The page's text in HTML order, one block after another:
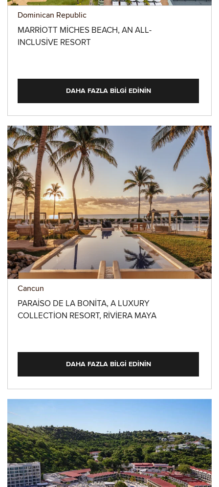
Dominican Republic
MARRIOTT MICHES BEACH, AN ALL-
INCLUSIVE RESORT
DAHA FAZLA BILGI EDININ
Cancun
PARAISO DE LA BONITA, A LUXURY
COLLECTION RESORT, RIVIERA MAYA
DAHA FAZLA BILGI EDININ